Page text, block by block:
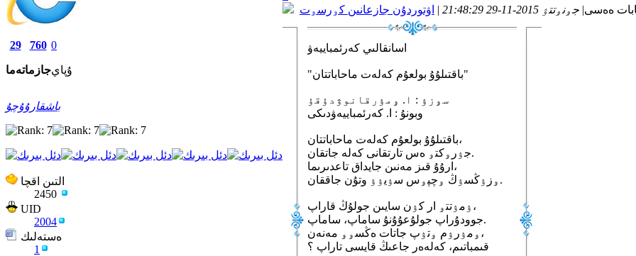
29
تەما
760
جازما
0
ۇپاي
باشقارۇۇچۇ
التىن اقچا
2450
UID
2004
ەستەلىك
1
ەەسى| جۅنۅتتۉ 2015-11-29 21:48:29 | اۋتوردۇن جازعانىن كۅرسۅت
اسانقالىي كەرئمباييەۋ
"باقتىلۇۇ بولعۇم كەلەت ماحاباتتان"
سۅزۉ : ا. ۅمۉرقانوۋدۇقۇ
وبونۇ : ا. كەرئمباييەۋدىكى
باقتىلۇۇ بولعۇم كەلەت ماحاباتتان،
جۉرۅكتۅ ەس تارتقانى كەلە جاتقان.
ارۇۇ قىز مەنىن جايداق تاعدىرىما،
ۅزۉڭسۉڭ ۅچپۅس سۉيۉۉ وتۇن جاققان.
ۉمۉتتۅ ار كۉن سايىن جولۇڭ قاراپ،
جوودۇراپ جولۇعۇۇنۇ ساماپ، ساماپ.
ۅمۉرۉم ۅتۉپ جاتات ەڭسۅۅ مەنەن،
قىمباتىم، كەلەەر جاعىڭ قايسى تاراپ ؟